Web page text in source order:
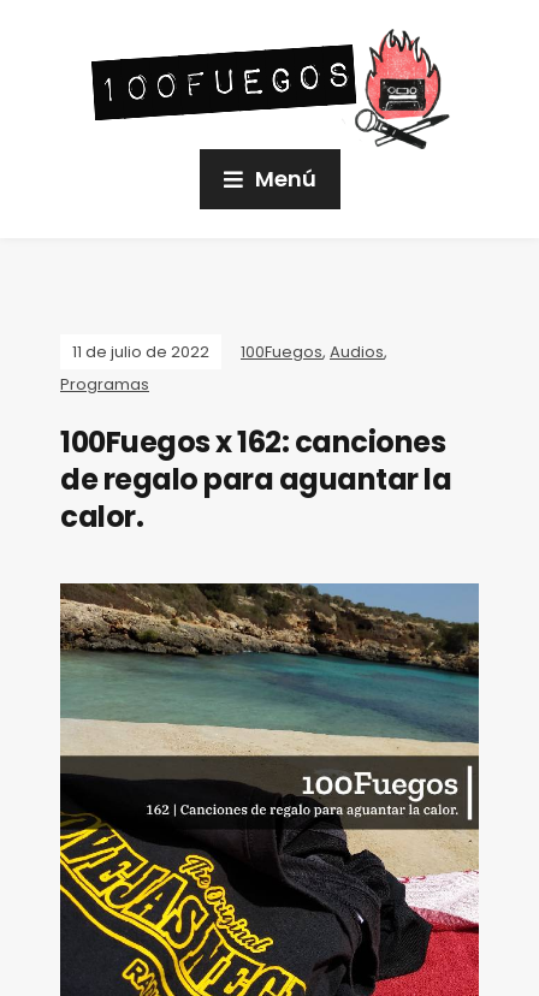
Menú
11 de julio de 2022 100Fuegos, Audios,
Programas
100Fuegos x 162: canciones
de regalo para aguantar la
calor.